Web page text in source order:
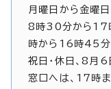
月曜日から金曜日
8時30分から17
時から16時45分
祝日・休日、8月
窓口へは、17時